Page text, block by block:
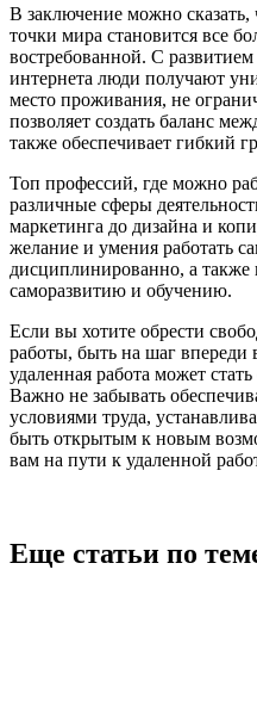
В заключение можно сказать,
точки мира становится все
востребованной. С
интернета люди получают
место проживания, не
позволяет создать баланс
также обеспечивает гибкий
Топ профессий, где можно
различные сферы
маркетинга до дизайна и
желание и умения работать
дисциплинированно, а также
саморазвитию и обучению.
Если вы хотите обрести
работы, быть на шаг
удаленная работа может
Важно не забывать
условиями труда,
быть открытым к новым
вам на пути к удаленной
Еще статьи по